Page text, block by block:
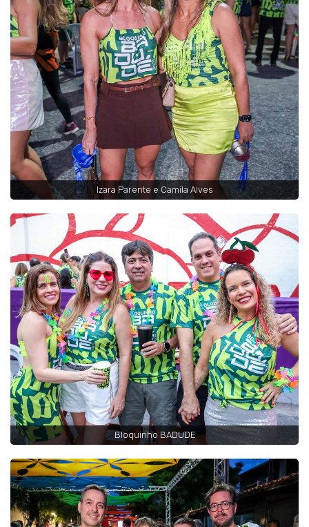
Izara Parente e Camila Alves
Bloquinho BADUDE